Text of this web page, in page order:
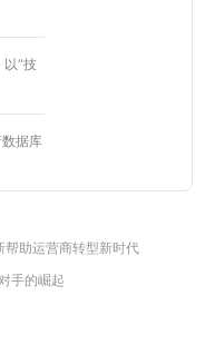
以“技
据库
助运营商转型新时代
手的崛起